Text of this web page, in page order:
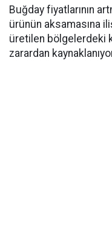
Buğday fiyatlarının
ürünün aksamasına
üretilen bölgelerdeki
zarardan